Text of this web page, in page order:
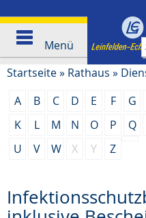
Menü
Startseite» Rathaus »
A
B C D E F G
K
L M N O P Q
U
V W X Y Z